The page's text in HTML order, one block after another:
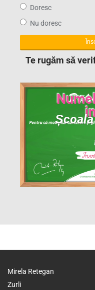
Doresc
Nu doresc
Te rugăm să
Mirela Retegan
Zurli